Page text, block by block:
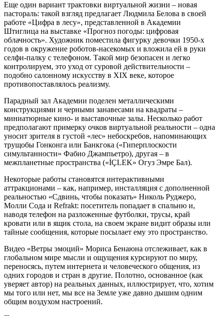
Еще один вариант трактовки виртуальной жизни – новая
пастораль: такой взгляд предлагает Людмила Белова в своей
работе «Цифра в лесу», представленной в Академии
Штиглица на выставке «Прогноз погоды: цифровая
облачность». Художник поместила фигурку девочки 1950-х
годов в окружение роботов-насекомых и вложила ей в руки
селфи-палку с телефоном. Такой мир безопасен и легко
контролируем, это уход от суровой действительности –
подобно салонному искусству в XIX веке, которое
противопоставлялось реализму.
Парадный зал Академии поделен металлическими
конструкциями и черными занавесами на квадраты –
миниатюрные кино- и выставочные залы. Несколько работ
предполагают примерку очков виртуальной реальности – одна
уносит зрителя в густой «лес» небоскребов, напоминающих
трущобы Гонконга или Банкгока («Гиперплоскости
симультанности» Фабио Джампьетро), другая – в
межпланетные пространства («İÇLEK» Огуз Эмре Бал).
Некоторые работы становятся интерактивными
аттракционами – как, например, инсталляция с дополненной
реальностью «Сдвинь, чтобы показать» Николь Руджеро,
Молли Сода и Refrakt: посетитель попадает в спальню и,
наводя телефон на разложенные футболки, трусы, край
кровати или в ящик стола, на своем экране видит образы или
тайные сообщения, которые посылает ему это пространство.
Видео «Ветры эмоций» Мориса Бенаюна отслеживает, как в
глобальном мире мысли и ощущения курсируют по миру,
переносясь, путем интернета и человеческого общения, из
одних городов и стран в другие. Полотно, основанное (как
уверяет автор) на реальных данных, иллюстрирует, что, хотим
мы того или нет, мы все на Земле уже давно дышим одним
общим воздухом настроений.